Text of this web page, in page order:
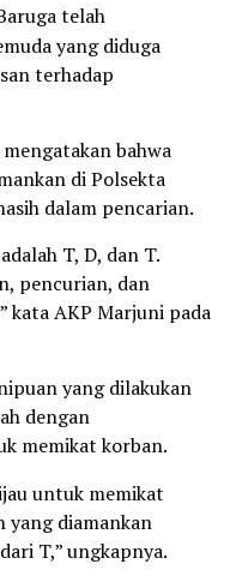
telah
yang diduga
terhadap
bahwa
di Polsekta
dalam pencarian.
T, D, dan T.
pencurian, dan
kata AKP Marjuni pada
yang dilakukan
dengan
memikat korban.
untuk memikat
yang diamankan
T,” ungkapnya.